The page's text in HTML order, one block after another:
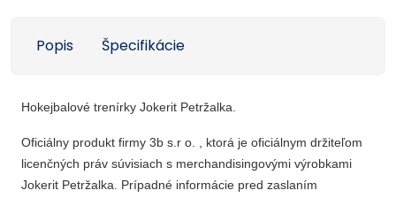
Popis Špecifikácie
Hokejbalové trenírky Jokerit Petržalka.
Oficiálny produkt firmy 3b s.r o. , ktorá je oficiálnym držiteľom
licenčných práv súvisiach s merchandisingovými výrobkami
Jokerit Petržalka. Prípadné informácie pred zaslaním